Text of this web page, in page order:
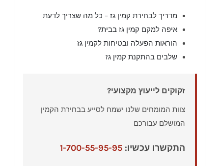
מדריך לבחירת קמין גז – כל מה שצריך לדעת
איפה למקם קמין גז בבית?
הוראות הפעלה ובטיחות לקמין גז
שלבים בהתקנת קמין גז
זקוקים לייעוץ מקצועי?
צוות המומחים שלנו ישמח לסייע בבחירת הקמין
המושלם עבורכם
התקשרו עכשיו: 1-700-55-95-95